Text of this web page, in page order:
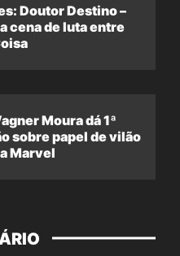
Doutor Destino –
cena de luta entre
Moura dá 1ª
sobre papel de vilão
Marvel